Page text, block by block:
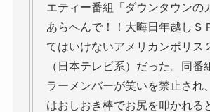
エティー番組「ダウンタウンの
あらへんで！！大晦日年越しＳ
てはいけないアメリカンポリス
（日本テレビ系）だった。同番
ラーメンバーが笑いを禁止され
はおしおき棒でお尻を叩かれる